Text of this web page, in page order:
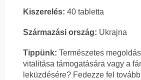
Kiszerelés: 40 tabletta
Származási ország: Ukrajna
Tippünk: Természetes
vitalitása támogatására vagy a
leküzdésére? Fedezze fel